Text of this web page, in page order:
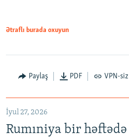
Ətraflı burada oxuyun
Paylaş PDF VPN-
İyul 27, 2026
Rumıniya bir